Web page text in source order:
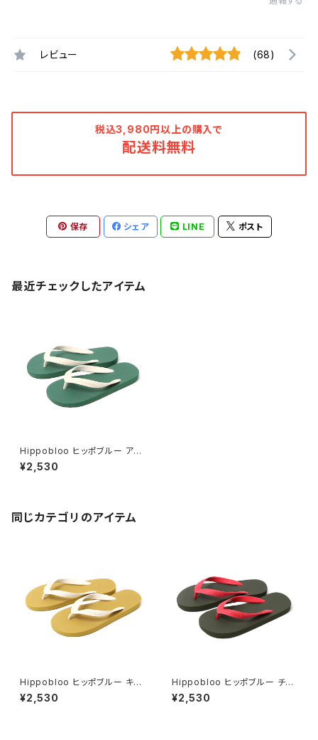
レビュー (68)
税込3,980円以上の購入で
配送料無料
保存 シェア LINE ポスト
最近チェックしたアイテム
Hippobloo ヒッポブルー アロ
エ ナチュラルラバービーチサン
ダル 天然ゴム メンズ レディース
¥2,530
同じカテゴリのアイテム
Hippobloo ヒッポブルー キュ
ーバ ナチュラルラバービーチサ
ンダル 天然ゴム メンズ レディー
¥2,530
Hippobloo ヒッポブルー チェ
リー ナチュラルラバービーチサ
ンダル 天然ゴム メンズ レディー
¥2,530